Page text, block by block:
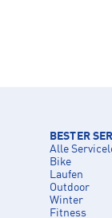
BESTER
Alle
Bike
Laufen
Outdoor
Winter
Fitness